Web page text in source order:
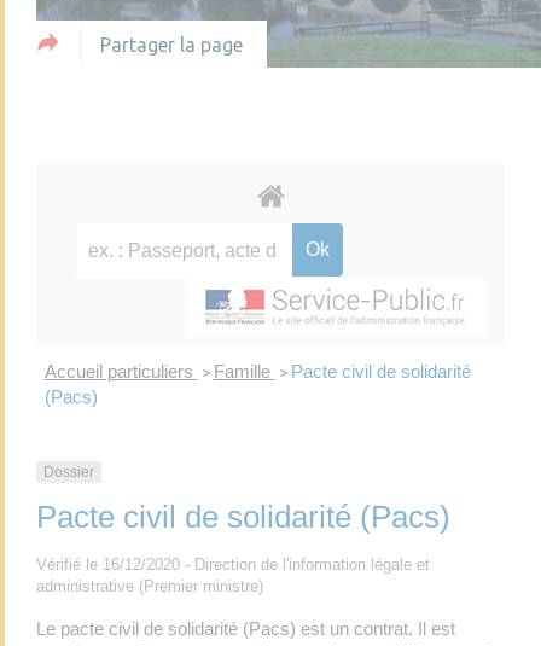
Partager la page
Accueil particuliers > Famille > Pacte civil de solidarité
(Pacs)
Dossier
Pacte civil de solidarité (Pacs)
Vérifié le 16/12/2020 - Direction de l'information légale et
administrative (Premier ministre)
Le pacte civil de solidarité (Pacs) est un contrat. Il est